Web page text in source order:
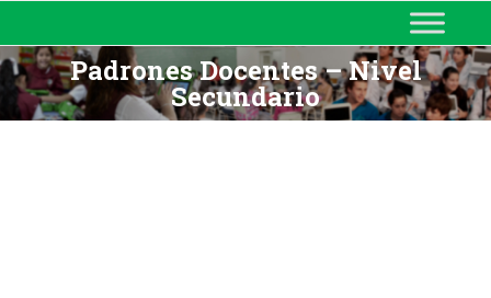
MINISTERIO DE EDUCACIÓN
DE CORRIENTES
Padrones Docentes – Nivel
Secundario